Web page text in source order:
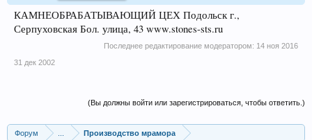
КАМНЕОБРАБАТЫВАЮЩИЙ ЦЕХ Подольск г.,
Серпуховская Бол. улица, 43 www.stones-sts.ru
Последнее редактирование модератором: 14 ноя 2016
31 дек 2002
(Вы должны войти или зарегистрироваться, чтобы ответить.)
Форум Производство мрамора